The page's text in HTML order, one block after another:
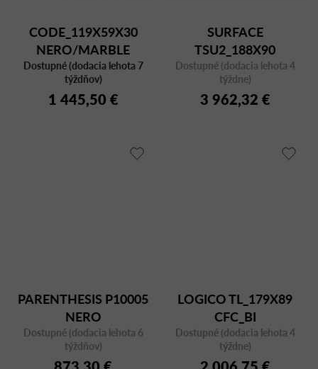
CODE_119X59X30
NERO/MARBLE
Dostupné (dodacia lehota 7
týždňov)
1 445,50 €
SURFACE
TSU2_188X90
Dostupné (dodacia lehota 4
týždne)
3 962,32 €
PARENTHESIS P10005
NERO
Dostupné (dodacia lehota 6
týždňov)
LOGICO TL_179X89
CFC_BI
Dostupné (dodacia lehota 4
týždne)